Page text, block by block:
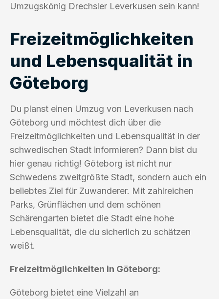
Umzugskönig Drechsler Leverkusen sein kann!
Freizeitmöglichkeiten
und Lebensqualität in
Göteborg
Du planst einen Umzug von Leverkusen nach
Göteborg und möchtest dich über die
Freizeitmöglichkeiten und Lebensqualität in der
schwedischen Stadt informieren? Dann bist du
hier genau richtig! Göteborg ist nicht nur
Schwedens zweitgrößte Stadt, sondern auch ein
beliebtes Ziel für Zuwanderer. Mit zahlreichen
Parks, Grünflächen und dem schönen
Schärengarten bietet die Stadt eine hohe
Lebensqualität, die du sicherlich zu schätzen
weißt.
Freizeitmöglichkeiten in Göteborg:
Göteborg bietet eine Vielzahl an